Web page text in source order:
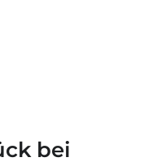
bei